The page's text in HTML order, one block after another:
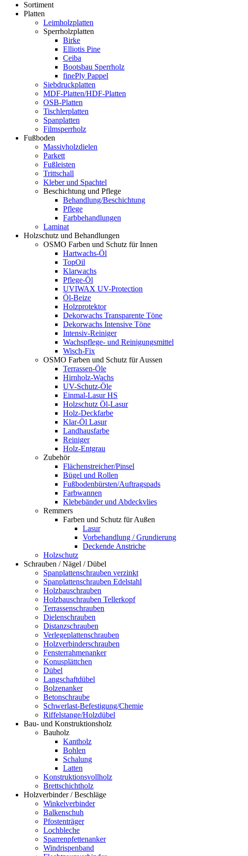
Sortiment
Platten
Leimholzplatten
Sperrholzplatten
Birke
Elliotis Pine
Ceiba
Bootsbau Sperrholz
finePly Pappel
Siebdruckplatten
MDF-Platten/HDF-Platten
OSB-Platten
Tischlerplatten
Spanplatten
Filmsperrholz
Fußboden
Massivholzdielen
Parkett
Fußleisten
Trittschall
Kleber und Spachtel
Beschichtung und Pflege
Behandlung/Beschichtung
Pflege
Farbbehandlungen
Laminat
Holzschutz und Behandlungen
OSMO Farben und Schutz für Innen
Hartwachs-Öl
TopOil
Klarwachs
Pflege-Öl
UVIWAX UV-Protection
Öl-Beize
Holzprotektor
Dekorwachs Transparente Töne
Dekorwachs Intensive Töne
Intensiv-Reiniger
Wachspflege- und Reinigungsmittel
Wisch-Fix
OSMO Farben und Schutz für Aussen
Terrassen-Öle
Hirnholz-Wachs
UV-Schutz-Öle
Einmal-Lasur HS
Holzschutz Öl-Lasur
Holz-Deckfarbe
Klar-Öl Lasur
Landhausfarbe
Reiniger
Holz-Entgrau
Zubehör
Flächenstreicher/Pinsel
Bügel und Rollen
Fußbodenbürsten/Auftragspads
Farbwannen
Klebebänder und Abdeckvlies
Remmers
Farben und Schutz für Außen
Lasur
Vorbehandlung / Grundierung
Deckende Anstriche
Holzschutz
Schrauben / Nägel / Dübel
Spanplattenschrauben verzinkt
Spanplattenschrauben Edelstahl
Holzbauschrauben
Holzbauschrauben Tellerkopf
Terrassenschrauben
Dielenschrauben
Distanzschrauben
Verlegeplattenschrauben
Holzverbinderschrauben
Fensterrahmenanker
Konusplättchen
Dübel
Langschaftdübel
Bolzenanker
Betonschraube
Schwerlast-Befestigung/Chemie
Riffelstange/Holzdübel
Bau- und Konstruktionsholz
Bauholz
Kantholz
Bohlen
Schalung
Latten
Konstruktionsvollholz
Brettschichtholz
Holzverbinder / Beschläge
Winkelverbinder
Balkenschuh
Pfostenträger
Lochbleche
Sparrenpfettenanker
Windrispenband